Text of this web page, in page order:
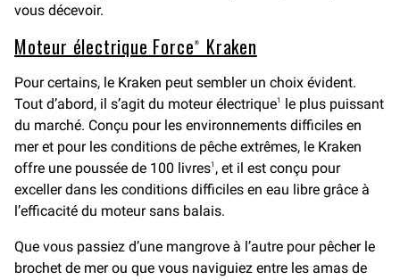
vous décevoir.
Moteur électrique Force® Kraken
Pour certains, le Kraken peut sembler un choix évident.
Tout d’abord, il s’agit du moteur électrique1
le plus puissant
du marché. Conçu pour les environnements difficiles en
mer et pour les conditions de pêche extrêmes, le Kraken
offre une poussée de 100 livres1 , et il est conçu pour
exceller dans les conditions difficiles en eau libre grâce à
l’efficacité du moteur sans balais.
Que vous passiez d’une mangrove à l’autre pour pêcher le
brochet de mer ou que vous naviguiez entre les amas de